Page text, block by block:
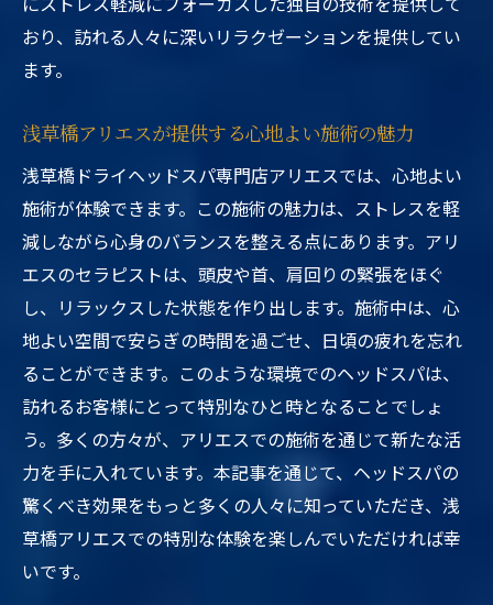
おり、訪れる人々に深いリラクゼーションを提供してい
ます。
浅草橋アリエスが提供する心地よい施術の魅力
浅草橋ドライヘッドスパ専門店アリエスでは、心地よい
施術が体験できます。この施術の魅力は、ストレスを軽
減しながら心身のバランスを整える点にあります。アリ
エスのセラピストは、頭皮や首、肩回りの緊張をほぐ
し、リラックスした状態を作り出します。施術中は、心
地よい空間で安らぎの時間を過ごせ、日頃の疲れを忘れ
ることができます。このような環境でのヘッドスパは、
訪れるお客様にとって特別なひと時となることでしょ
う。多くの方々が、アリエスでの施術を通じて新たな活
力を手に入れています。本記事を通じて、ヘッドスパの
驚くべき効果をもっと多くの人々に知っていただき、浅
草橋アリエスでの特別な体験を楽しんでいただければ幸
いです。